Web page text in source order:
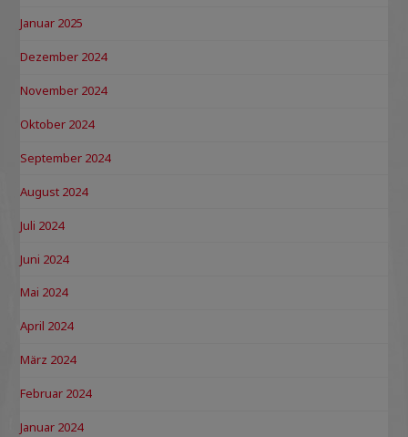
Januar 2025
Dezember 2024
November 2024
Oktober 2024
September 2024
August 2024
Juli 2024
Juni 2024
Mai 2024
April 2024
März 2024
Februar 2024
Januar 2024